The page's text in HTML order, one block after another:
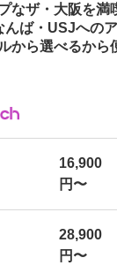
なザ・大阪を
んば・USJへの
から選べるから
16,900
円〜
28,900
円〜